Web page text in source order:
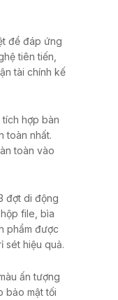
để đáp ứng
tiên tiến,
tài chính kế
hợp bàn
toàn nhất.
toàn vào
đợt di động
file, bìa
phẩm được
sét hiệu quả.
ấn tượng
bảo mật tối